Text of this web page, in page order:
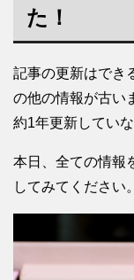
た！
記事の更新はでき
の他の情報が古い
約1年更新してい
本日、全ての情報
してみてください。